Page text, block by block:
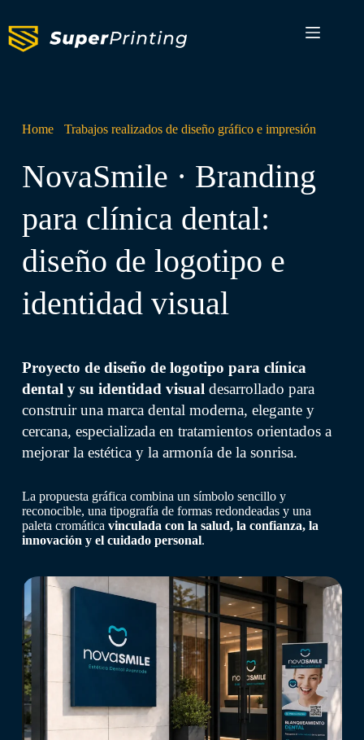
Home- Trabajos realizados de diseño gráfico e impresión
NovaSmile · Branding
para clínica dental:
diseño de logotipo e
identidad visual
Proyecto de diseño de logotipo para clínica
dental y su identidad visual desarrollado para
construir una marca dental moderna, elegante y
cercana, especializada en tratamientos orientados a
mejorar la estética y la armonía de la sonrisa.
La propuesta gráfica combina un símbolo sencillo y
reconocible, una tipografía de formas redondeadas y una
paleta cromática vinculada con la salud, la confianza, la
innovación y el cuidado personal.